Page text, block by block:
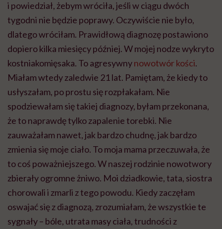
i powiedział, żebym wróciła, jeśli w ciągu dwóch
tygodni nie będzie poprawy. Oczywiście nie było,
dlatego wróciłam. Prawidłową diagnozę postawiono
dopiero kilka miesięcy później. W mojej nodze wykryto
kostniakomięsaka. To agresywnynowotwór kości.
Miałam wtedy zaledwie 21 lat. Pamiętam, że kiedy to
usłyszałam, po prostu się rozpłakałam. Nie
spodziewałam się takiej diagnozy, byłam przekonana,
że to naprawdę tylko zapalenie torebki. Nie
zauważałam nawet, jak bardzo chudnę, jak bardzo
zmienia się moje ciało. To moja mama przeczuwała, że
to coś poważniejszego. W naszej rodzinie nowotwory
zbierały ogromne żniwo. Moi dziadkowie, tata, siostra
chorowali i zmarli z tego powodu. Kiedy zaczęłam
oswajać się z diagnozą, zrozumiałam, że wszystkie te
sygnały – bóle, utrata masy ciała, trudności z